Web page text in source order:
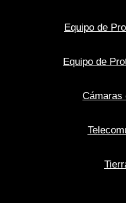
Equipo de
Equipo de
Cámaras